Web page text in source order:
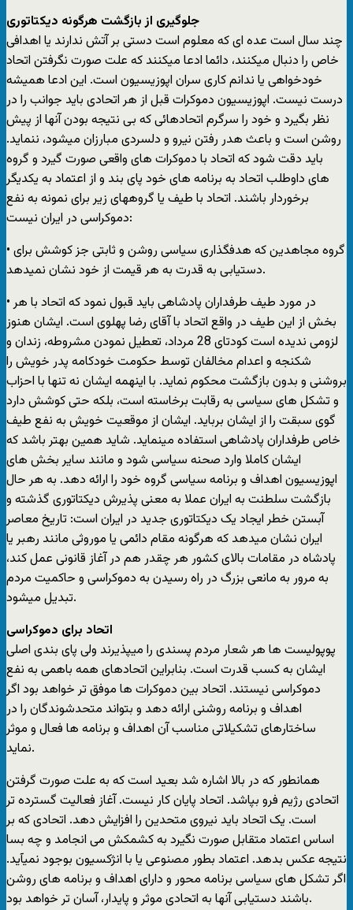
جلوگیری از بازگشت هرگونه دیکتاتوری
چند سال است عده ای که معلوم است دستی بر آتش ندارند یا اهدافی
خاص را دنبال میکنند، دائما ادعا میکنند که علت صورت نگرفتن اتحاد
خودخواهی یا ندانم کاری سران اپوزیسیون است. این ادعا همیشه
درست نیست. اپوزیسیون دموکرات قبل از هر اتحادی باید جوانب را در
نظر بگیرد و خود را سرگرم اتحادهائی که بی نتیجه بودن آنها از پیش
روشن است و باعث هدر رفتن نیرو و دلسردی مبارزان میشود، ننماید.
باید دقت شود که اتحاد با دموکرات های واقعی صورت گیرد و گروه
های داوطلب اتحاد به برنامه های خود پای بند و از اعتماد به یکدیگر
برخوردار باشند. اتحاد با طیف یا گروههای زیر برای نمونه به نفع
دموکراسی در ایران نیست:
• گروه مجاهدین که هدفگذاری سیاسی روشن و ثابتی جز کوشش برای
دستیابی به قدرت به هر قیمت از خود نشان نمیدهد.
• در مورد طیف طرفداران پادشاهی باید قبول نمود که اتحاد با هر
بخش از این طیف در واقع اتحاد با آقای رضا پهلوی است. ایشان هنوز
لزومی ندیده است کودتای 28 مرداد، تعطیل نمودن مشروطه، زندان و
شکنجه و اعدام مخالفان توسط حکومت خودکامه پدر خویش را
بروشنی و بدون بازگشت محکوم نماید. با اینهمه ایشان نه تنها با احزاب
و تشکل های سیاسی به رقابت برخاسته است، بلکه حتی کوشش دارد
گوی سبقت را از ایشان برباید. ایشان از موقعیت خویش به نفع طیف
خاص طرفداران پادشاهی استفاده مینماید. شاید همین بهتر باشد که
ایشان کاملا وارد صحنه سیاسی شود و مانند سایر بخش های
اپوزیسیون اهداف و برنامه سیاسی گروه خود را ارائه دهد. به هر حال
بازگشت سلطنت به ایران عملا به معنی پذیرش دیکتاتوری گذشته و
آبستن خطر ایجاد یک دیکتاتوری جدید در ایران است: تاریخ معاصر
ایران نشان میدهد که هرگونه مقام دائمی یا موروثی مانند رهبر یا
پادشاه در مقامات بالای کشور هر چقدر هم در آغاز قانونی عمل کند،
به مرور به مانعی بزرگ در راه رسیدن به دموکراسی و حاکمیت مردم
تبدیل میشود.
اتحاد برای دموکراسی
پوپولیست ها هر شعار مردم پسندی را میپذیرند ولی پای بندی اصلی
ایشان به کسب قدرت است. بنابراین اتحادهای همه باهمی به نفع
دموکراسی نیستند. اتحاد بین دموکرات ها موفق تر خواهد بود اگر
اهداف و برنامه روشنی ارائه دهد و بتواند متحدشوندگان را در
ساختارهای تشکیلاتی مناسب آن اهداف و برنامه ها فعال و موثر
نماید.
همانطور که در بالا اشاره شد بعید است که به علت صورت گرفتن
اتحادی رژیم فرو بپاشد. اتحاد پایان کار نیست. آغاز فعالیت گسترده تر
است. یک اتحاد باید نیروی متحدین را افزایش دهد. اتحادی که بر
اساس اعتماد متقابل صورت نگیرد به کشمکش می انجامد و چه بسا
نتیجه عکس بدهد. اعتماد بطور مصنوعی یا با انژکسیون بوجود نمیآید.
اگر تشکل های سیاسی برنامه محور و دارای اهداف و برنامه های روشن
باشند دستیابی آنها به اتحادی موثر و پایدار، آسان تر خواهد بود.